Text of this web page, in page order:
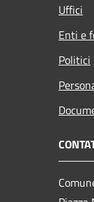
Uffici
Enti e
Politici